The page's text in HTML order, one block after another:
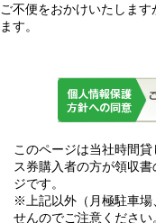
ご不便をおかけいたしま
ます。
このページは当社時間
ス券購入者の方が領収
ジです。
※上記以外（月極駐車場
せんのでご注意ください